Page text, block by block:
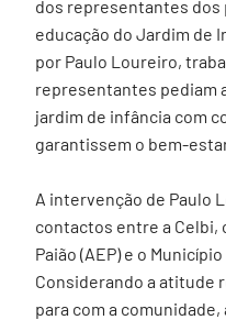
dos representantes dos
educação do Jardim de
por Paulo Loureiro,
representantes pediam
jardim de infância com
garantissem o bem-
A intervenção de Paulo
contactos entre a Celbi,
Paião (AEP) e o
Considerando a atitude
para com a